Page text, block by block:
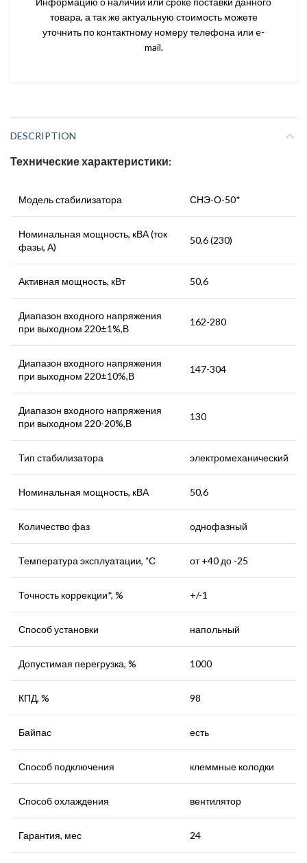
товара, а так же актуальную стоимость можете
уточнить по контактному номеру телефона или e-
mail.
DESCRIPTION
Технические характеристики:
Модель стабилизатора СНЭ-О-50*
Номинальная мощность, кВА (ток
фазы, А)
50,6 (230)
Активная мощность, кВт 50,6
Диапазон входного напряжения
при выходном 220±1%,В
162-280
Диапазон входного напряжения
при выходном 220±10%,В
147-304
Диапазон входного напряжения
при выходном 220-20%,В
130
Тип стабилизатора электромеханический
Номинальная мощность, кВА 50,6
Количество фаз однофазный
Температура эксплуатации, ˚С от +40 до -25
Точность коррекции*, % +/-1
Способ установки напольный
Допустимая перегрузка, % 1000
КПД, % 98
Байпас есть
Способ подключения клеммные колодки
Способ охлаждения вентилятор
Гарантия, мес 24